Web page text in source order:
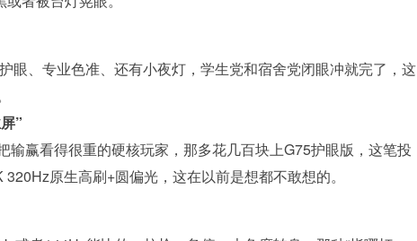
眼、专业色准、还有小夜灯，学生党和宿舍党闭眼冲就完了，这
”
赢看得很重的硬核玩家，那多花几百块上G75护眼版，这笔投
原生高刷+圆偏光，这在以前是想都不敢想的。